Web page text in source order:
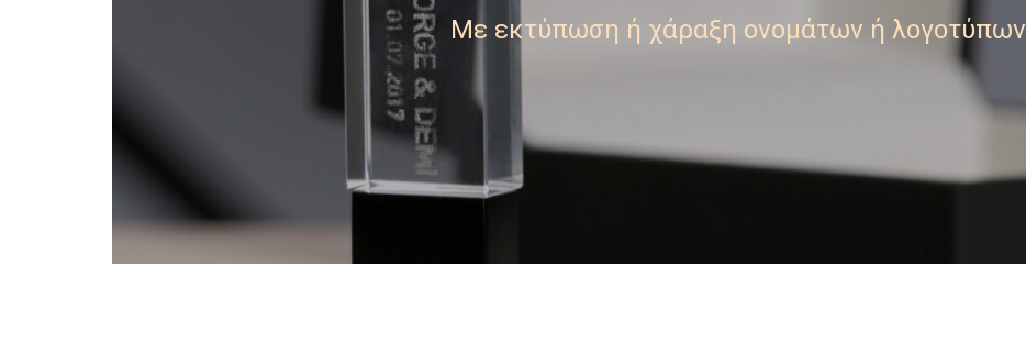
Με εκτύπωση ή χάραξη ονομάτων ή λογοτύπων